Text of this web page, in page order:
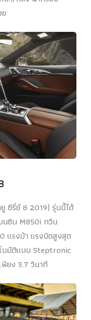
ซีรี่ย์ 8 2019) รุ่นนี้ได้
นซิน M850i ทวิน
แรงม้า แรงบิดสูงสุด
นมัติแบบ Steptronic
ยง 3.7 วินาที